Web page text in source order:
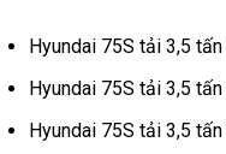
Hyundai 75S tải 3,5
Hyundai 75S tải 3,5
Hyundai 75S tải 3,5